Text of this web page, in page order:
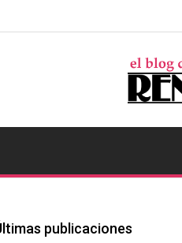
publicaciones